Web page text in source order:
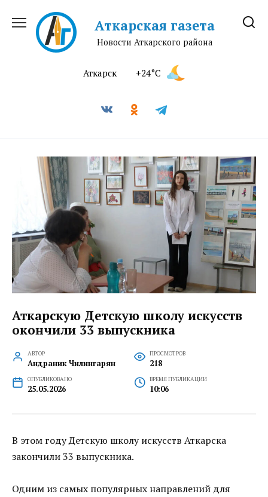
содержанию
Аткарская газета
Новости Аткарского района
Аткарск +24°C
Аткарскую Детскую школу искусств
окончили 33 выпускника
АВТОР
Андраник Чилингарян
ПРОСМОТРОВ
218
ОПУБЛИКОВАНО
25.05.2026
ВРЕМЯ ПУБЛИКАЦИИ
10:06
В этом году Детскую школу искусств Аткарска
закончили 33 выпускника.
Одним из самых популярных направлений для